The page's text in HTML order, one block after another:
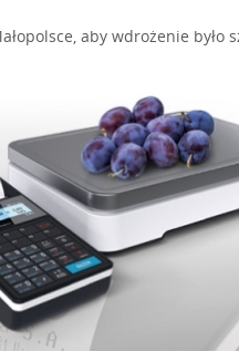
aby wdrożenie było